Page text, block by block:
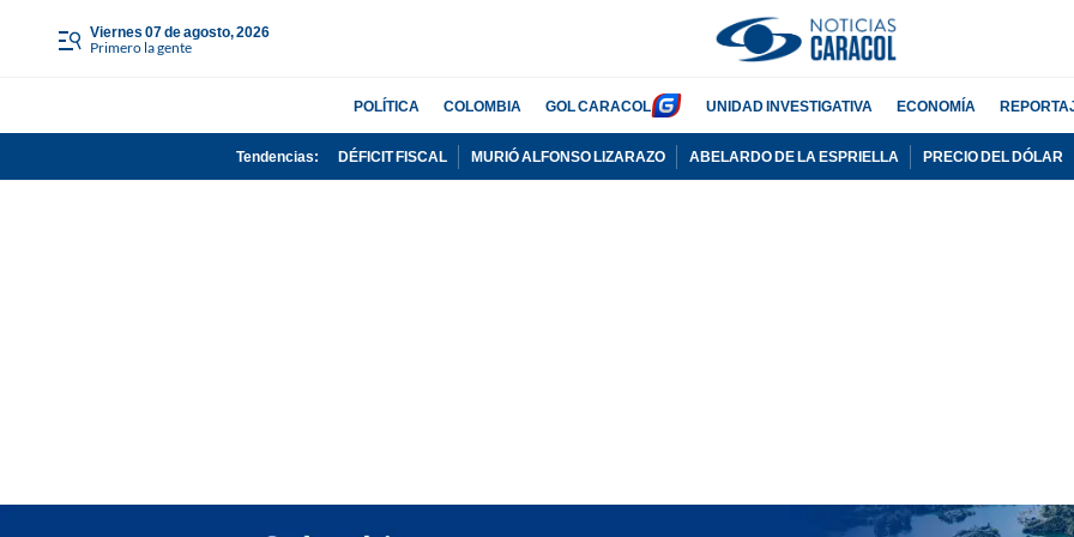
viernes 07 de agosto, 2026
Primero la gente
POLÍTICA COLOMBIA GOL CARACOL UNIDAD INVESTIGATIVA ECONOMÍA
Tendencias: DÉFICIT FISCAL MURIÓ ALFONSO LIZARAZO ABELARDO DE LA ESPRIELLA PRECIO DEL DÓLAR